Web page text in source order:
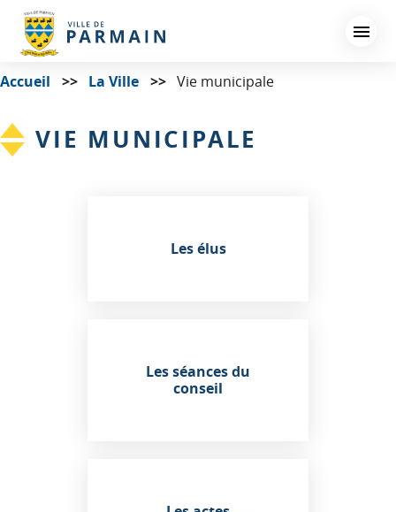
principal
Accueil La Ville Vie municipale
VIE MUNICIPALE
Les élus
Les séances du
conseil